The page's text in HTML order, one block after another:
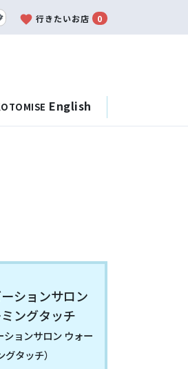
favorite 行きたいお店 0
English
ションサロン
ングタッチ
ションサロン ウォー
グタッチ）